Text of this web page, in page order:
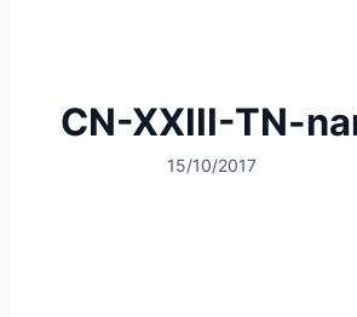
CN-XXIII-TN-
15/10/2017